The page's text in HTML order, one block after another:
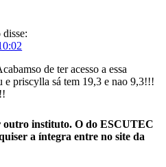
disse:
de ter acesso a essa
e priscylla sá tem 19,3 e nao 9,3!!!
outro instituto. O do ESCUTEC
a íntegra entre no site da